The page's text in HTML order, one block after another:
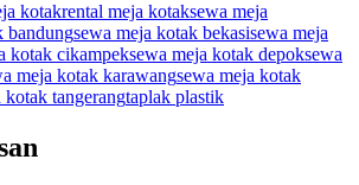
kotakrental meja kotaksewa meja
bandungsewa meja kotak bekasisewa meja
kotak cikampeksewa meja kotak depoksewa
meja kotak karawangsewa meja kotak
kotak tangerangtaplak plastik